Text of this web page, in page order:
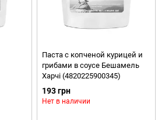
Паста с копченой курицей и
грибами в соусе Бешамель
Харчі (4820225900345)
193 грн
Нет в наличии